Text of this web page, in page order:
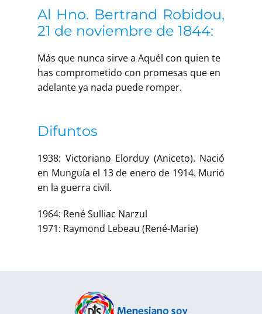
Al Hno. Bertrand Robidou,
21 de noviembre de 1844:
Más que nunca sirve a Aquél con quien te
has comprometido con promesas que en
adelante ya nada puede romper.
Difuntos
1938: Victoriano Elorduy (Aniceto). Nació
en Munguía el 13 de enero de 1914. Murió
en la guerra civil.
1964: René Sulliac Narzul
1971: Raymond Lebeau (René-Marie)